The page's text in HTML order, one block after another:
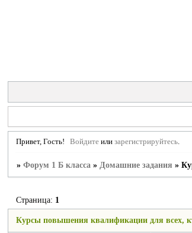
Привет, Гость! Войдите илизарегистрируйтесь
»Форум 1 Б класса »Домашние задания »
Курсы повышения квалификации для всех,
Страница: 1